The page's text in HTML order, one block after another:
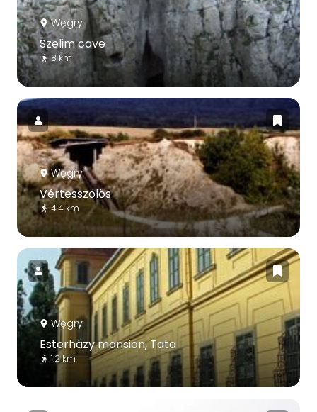
Węgry
Szelim cave
8 km
Węgry
Vértesszölös
4.4 km
Węgry
Esterházy mansion, Tata
1.2 km